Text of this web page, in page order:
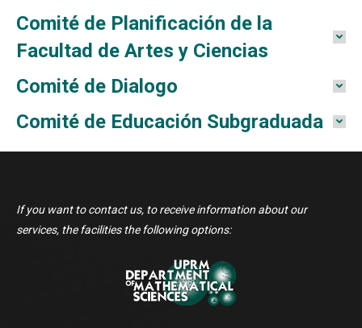
Comité de Planificación de la
Facultad de Artes y Ciencias
Comité de Dialogo
Comité de Educación Subgraduada
If you want to contact us, to receive information about our
services, the facilities the following options: